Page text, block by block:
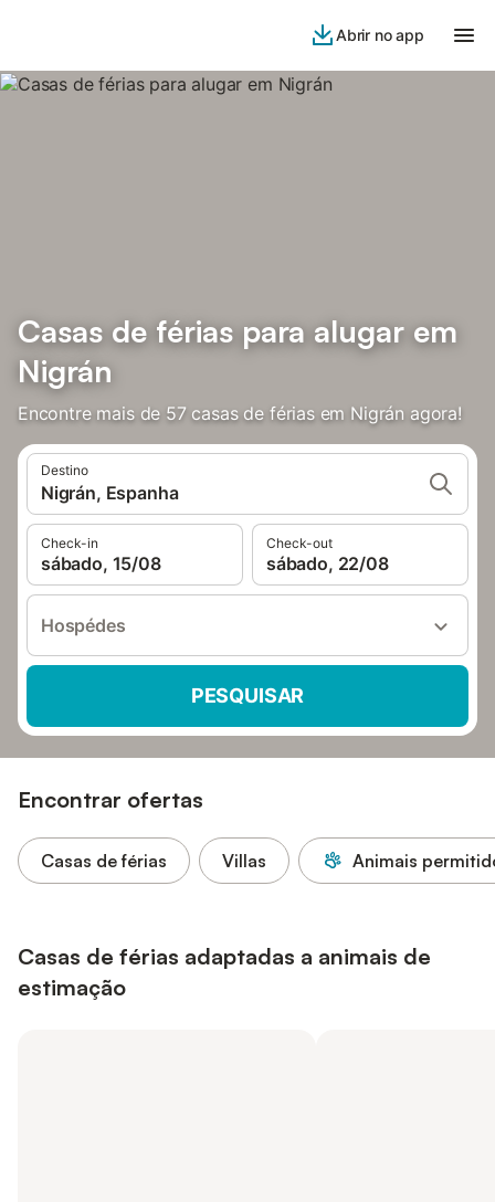
Abrir no app
Casas de férias para alugar em
Nigrán
Encontre mais de 57 casas de férias em Nigrán agora!
Destino
Nigrán, Espanha
Check-in
sábado, 15/08
Check-out
sábado, 22/08
Hospédes
PESQUISAR
Encontrar ofertas
Casas de férias Villas Animais
Casas de férias adaptadas a animais de
estimação